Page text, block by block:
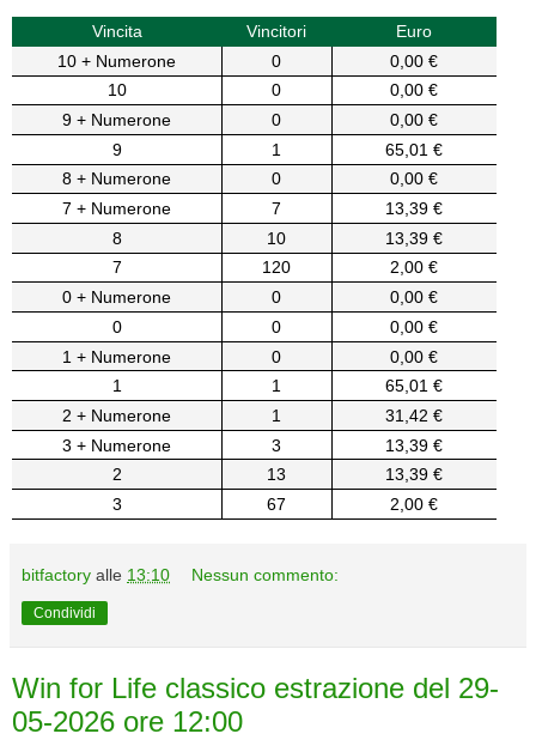
Vincita Vincitori
Euro
10 + Numerone
0
0,00 €
10
0
0,00 €
9 + Numerone
0
0,00 €
9
1
65,01 €
8 + Numerone
0
0,00 €
7 + Numerone
7
13,39 €
8
10
13,39 €
7
120
2,00 €
0 + Numerone
0
0,00 €
0
0
0,00 €
1 + Numerone
0
0,00 €
1
1
65,01 €
2 + Numerone
1
31,42 €
3 + Numerone
3
13,39 €
2
13
13,39 €
3
67 2,00 €
bitfactory alle 13:10 Nessun commento:
Condividi
Win for Life classico estrazione del 29-
05-2026 ore 12:00